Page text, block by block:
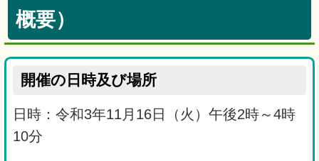
概要）
開催の日時及び場所
日時：令和3年11月16日（火）午後2時～4時
10分